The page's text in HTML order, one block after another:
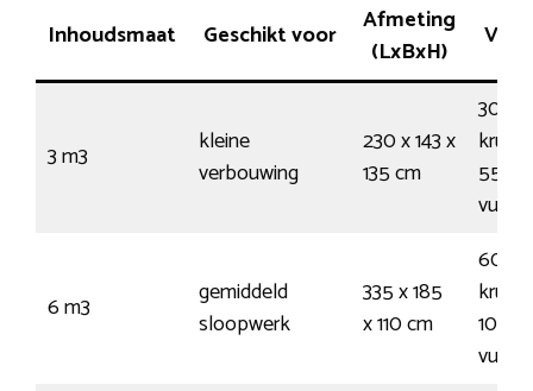
Inhoudsmaat Geschikt voor
Afmeting
(LxBxH)
3 m3
kleine
verbouwing
230 x 143 x
135 cm
30
55
6 m3
gemiddeld
sloopwerk
335 x 185
x 110 cm
60
100